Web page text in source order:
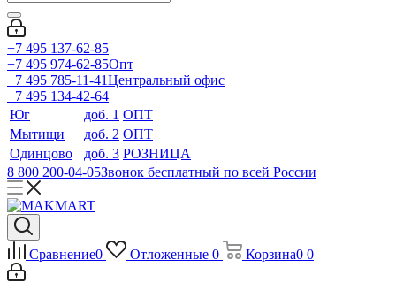
+7 495 137-62-85
+7 495 974-62-85Опт
+7 495 785-11-41Центральный офис
+7 495 134-42-64
Юг
доб. 1 ОПТ
Мытищи
доб. 2 ОПТ
Одинцово
доб. 3 РОЗНИЦА
8 800 200-04-05Звонок бесплатный по всей России
Сравнение0 Отложенные 0 Корзина0 0